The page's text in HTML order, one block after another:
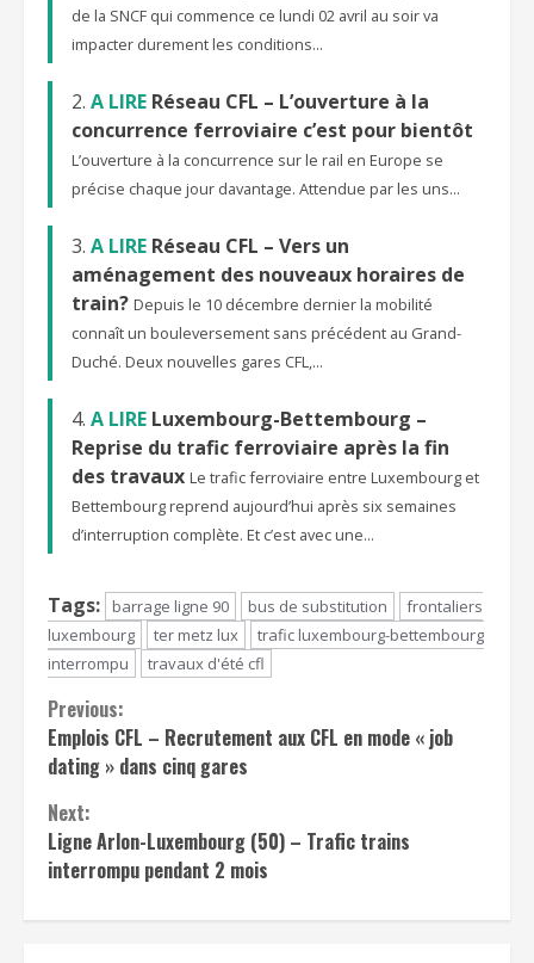
de la SNCF qui commence ce lundi 02 avril au soir va
impacter durement les conditions...
A LIRE Réseau CFL – L’ouverture à la
concurrence ferroviaire c’est pour bientôt
L’ouverture à la concurrence sur le rail en Europe se
précise chaque jour davantage. Attendue par les uns...
A LIRE Réseau CFL – Vers un
aménagement des nouveaux horaires de
train? Depuis le 10 décembre dernier la mobilité
connaît un bouleversement sans précédent au Grand-
Duché. Deux nouvelles gares CFL,...
A LIRE Luxembourg-Bettembourg –
Reprise du trafic ferroviaire après la fin
des travaux Le trafic ferroviaire entre Luxembourg et
Bettembourg reprend aujourd’hui après six semaines
d’interruption complète. Et c’est avec une...
Tags: barrage ligne 90 bus de substitution
frontaliers
luxembourg
ter metz lux
trafic luxembourg-bettembourg
interrompu
travaux d'été cfl
Continue
Reading
Previous:
Emplois CFL – Recrutement aux CFL en mode « job
dating » dans cinq gares
Next:
Ligne Arlon-Luxembourg (50) – Trafic trains
interrompu pendant 2 mois